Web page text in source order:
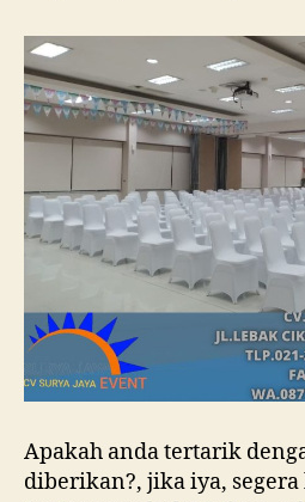
Apakah anda tertarik
diberikan?, jika iya,